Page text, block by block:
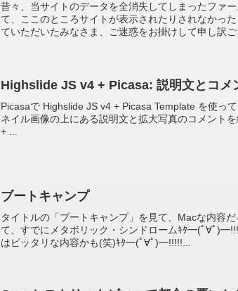
昔々、当サイトのデータを全消失してしまったファ
て、ここのところサイトが表示されたりされなかっ
ていただいたみなさま、ご迷惑をお掛けして申し訳ご
Highslide JS v4 + Picasa: 説明文とコメ
Picasaで Highslide JS v4 + Picasa Template を使っ
ネイル画像の上にある説明文と拡大写真のコメント
+ ...
ブートキャンプ
タイトルの「ブートキャンプ」を見て、Macな内容
て、すでにメタボリック・シンドロームｷﾀ━(ﾟ∀ﾟ
はピッタリな内容かも(笑)ｷﾀ━(ﾟ∀ﾟ)━!!!!!...